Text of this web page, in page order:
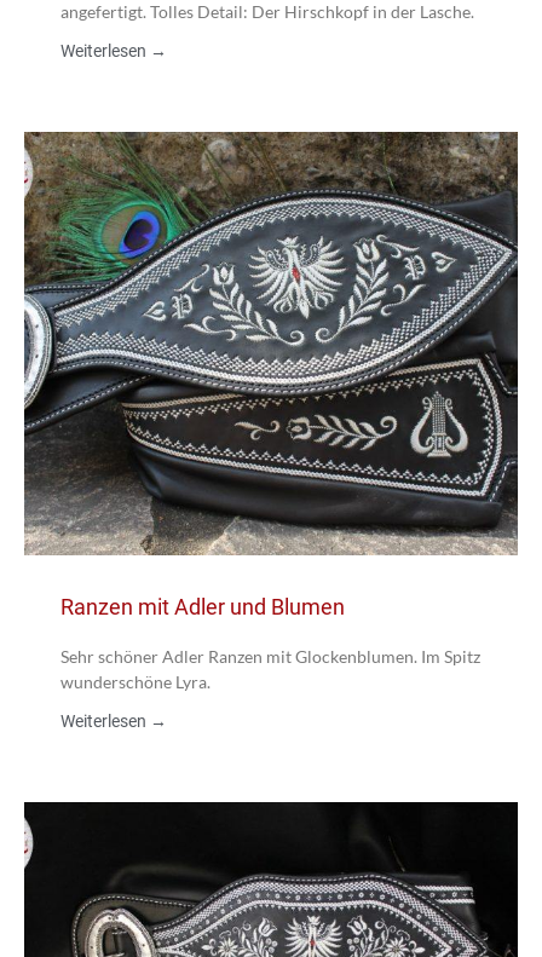
angefertigt. Tolles Detail: Der Hirschkopf in der Lasche.
Weiterlesen →
Ranzen mit Adler und Blumen
Sehr schöner Adler Ranzen mit Glockenblumen. Im Spitz
wunderschöne Lyra.
Weiterlesen →